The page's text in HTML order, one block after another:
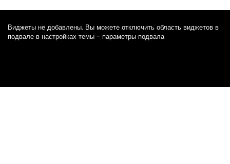
Виджеты не добавлены. Вы можете отключить область виджетов в
подвале в настройках темы - параметры подвала